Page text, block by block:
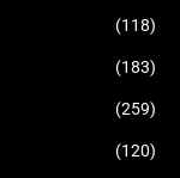
(118)
(183)
(259)
(120)